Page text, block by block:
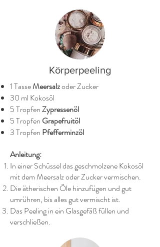
Körperpeeling
1 TasseMeersalzoder Zucker
30 ml Kokosöl
5 TropfenZypressenöl
5 Tropfen Grapefruitöl
3 Tropfen Pfefferminzöl
Anleitung:
In einer Schüssel das geschmolzene Kokosöl
mit dem Meersalz oder Zucker vermischen.
Die ätherischen Öle hinzufügen und gut
umrühren, bis alles gut vermischt ist.
Das Peeling in ein Glasgefäß füllen und
verschließen.